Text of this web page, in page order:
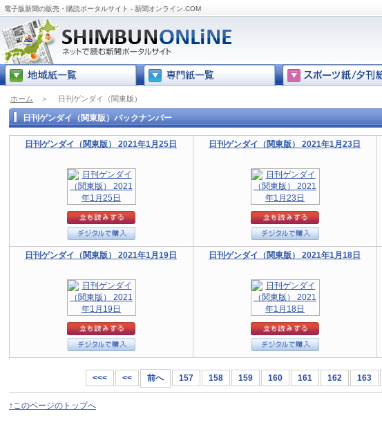
電子版新聞の販売・購読ポータルサイト - 新聞オンライン.COM
ホーム ＞ 日刊ゲンダイ（関東版）
日刊ゲンダイ（関東版）バックナンバー
日刊ゲンダイ（関東版） 2021年1月25日 日刊ゲンダイ（関東版） 2021年1月23日
日刊ゲンダイ（関東版） 2021年1月19日 日刊ゲンダイ（関東版） 2021年1月18日
<<< << 前へ 157 158 159 160 161 162 163
↑このページのトップへ